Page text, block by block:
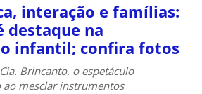
interação e famílias:
destaque na
infantil; confira fotos
Brincanto, o espetáculo
mesclar instrumentos